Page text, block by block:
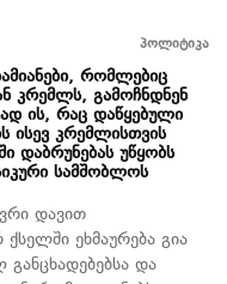
პოლიტიკა
რომლებიც
კრემლს, გამოჩნდნენ
ის, რაც დაწყებული
ისევ კრემლისთვის
დაბრუნებას უწყობს
სამშობლოს
დავით
ეხმაურება გია
და